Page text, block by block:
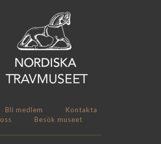
Bli medlem
Kontakta
oss
Besök museet